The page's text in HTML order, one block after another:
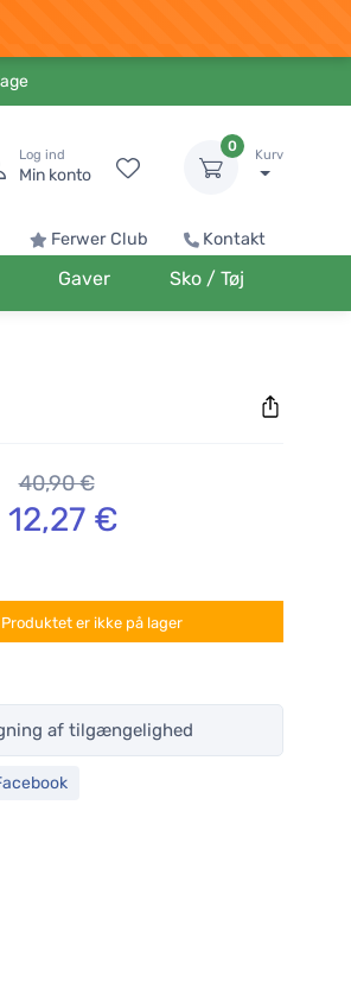
Log ind
Min konto
0
Kurv
Ferwer Club Kontakt
Gaver Sko / Tøj
40,90 €
12,27 €
Produktet er ikke på lager
af tilgængelighed